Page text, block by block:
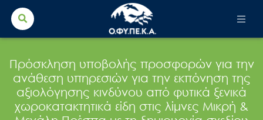
Search
for:
Πρόσκληση υποβολής προσφορών για την
ανάθεση υπηρεσιών για την εκπόνηση της
αξιολόγησης κινδύνου από φυτικά ξενικά
χωροκατακτητικά είδη στις λίμνες Μικρή &